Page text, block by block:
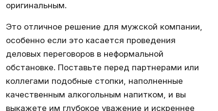
оригинальным.
Это отличное решение для мужской компании,
особенно если это касается проведения
деловых переговоров в неформальной
обстановке. Поставьте перед партнерами или
коллегами подобные стопки, наполненные
качественным алкогольным напитком, и вы
выкажете им глубокое уважение и искреннее